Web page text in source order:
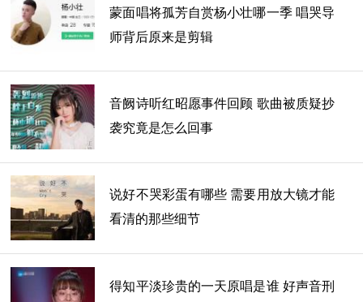
传第一轮结束后六强是：李文豪、赵大格、张姝、
马吟吟、童予硕、谭轩辕
马吟吟
蒙面唱将孤芳自赏杨小壮哪一季 唱哭导
师背后原来是剪辑
音阙诗听红昭愿事件回顾 歌曲被质疑抄
袭究竟是怎么回事
说好不哭彩蛋有哪些 需要用放大镜才能
看清的那些细节
得知平淡珍贵的一天原唱是谁 好声音刑